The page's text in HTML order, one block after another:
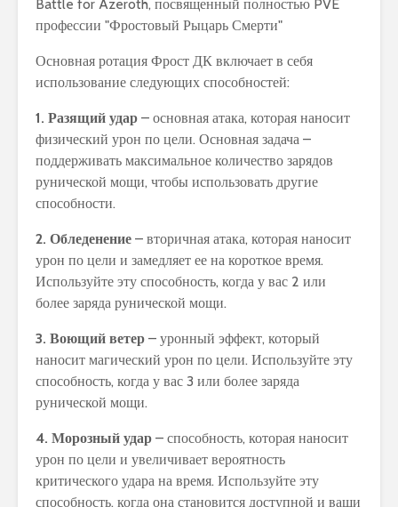
Основная ротация Фрост ДК включает в себя
использование следующих способностей:
1. Разящий удар – основная атака, которая наносит
физический урон по цели. Основная задача –
поддерживать максимальное количество зарядов
рунической мощи, чтобы использовать другие
способности.
2. Обледенение – вторичная атака, которая наносит
урон по цели и замедляет ее на короткое время.
Используйте эту способность, когда у вас 2 или
более заряда рунической мощи.
3. Воющий ветер – уронный эффект, который
наносит магический урон по цели. Используйте эту
способность, когда у вас 3 или более заряда
рунической мощи.
4. Морозный удар – способность, которая наносит
урон по цели и увеличивает вероятность
критического удара на время. Используйте эту
способность, когда она становится доступной и ваши